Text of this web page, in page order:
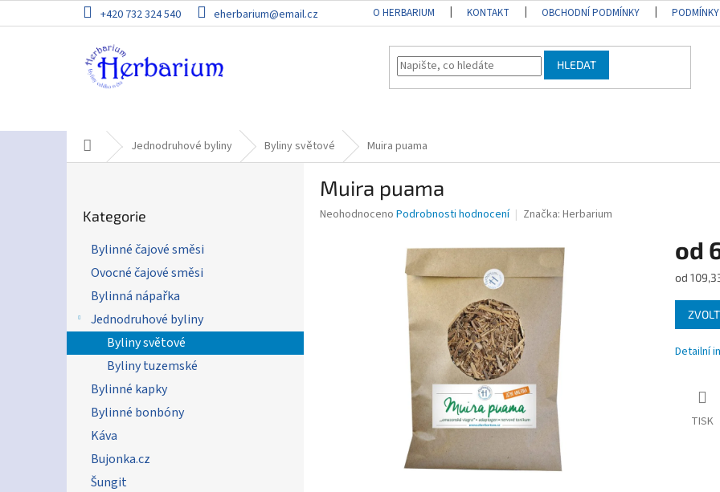
na
+420 732 324 540 eherbarium@email.cz O HERBARIUM KONTAKT OBCHODNÍ PODMÍNKY
HLEDAT
Domů Jednodruhové byliny Byliny světové Muira puama
p
kategorie
Kategorie
Bylinné čajové směsi
Ovocné čajové směsi
Bylinná nápařka
Jednodruhové byliny
Byliny světové
Byliny tuzemské
Bylinné kapky
Bylinné bonbóny
Káva
Bujonka.cz
Šungit
Muira puama
Průměrné
Neohodnoceno Podrobnosti hodnocení Značka: Herbarium
od
Měrná
od
Detailní
TISK